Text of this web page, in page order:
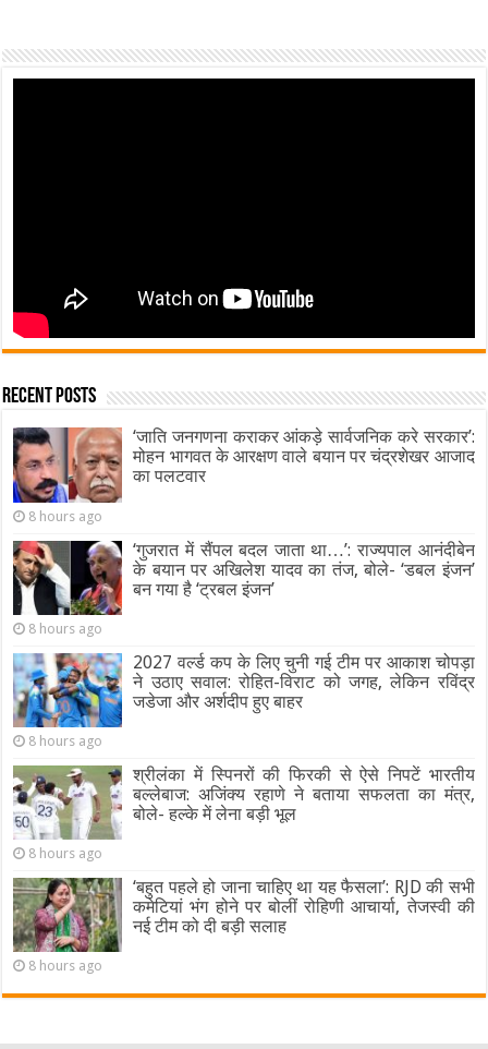
Recent Posts
‘जाति जनगणना कराकर आंकड़े सार्वजनिक करे सरकार’:
मोहन भागवत के आरक्षण वाले बयान पर चंद्रशेखर आजाद
का पलटवार
8 hours ago
‘गुजरात में सैंपल बदल जाता था…’: राज्यपाल आनंदीबेन
के बयान पर अखिलेश यादव का तंज, बोले- ‘डबल इंजन’
बन गया है ‘ट्रबल इंजन’
8 hours ago
2027 वर्ल्ड कप के लिए चुनी गई टीम पर आकाश चोपड़ा
ने उठाए सवाल: रोहित-विराट को जगह, लेकिन रविंद्र
जडेजा और अर्शदीप हुए बाहर
8 hours ago
श्रीलंका में स्पिनरों की फिरकी से ऐसे निपटें भारतीय
बल्लेबाज: अजिंक्य रहाणे ने बताया सफलता का मंत्र,
बोले- हल्के में लेना बड़ी भूल
8 hours ago
‘बहुत पहले हो जाना चाहिए था यह फैसला’: RJD की सभी
कमेटियां भंग होने पर बोलीं रोहिणी आचार्या, तेजस्वी की
नई टीम को दी बड़ी सलाह
8 hours ago